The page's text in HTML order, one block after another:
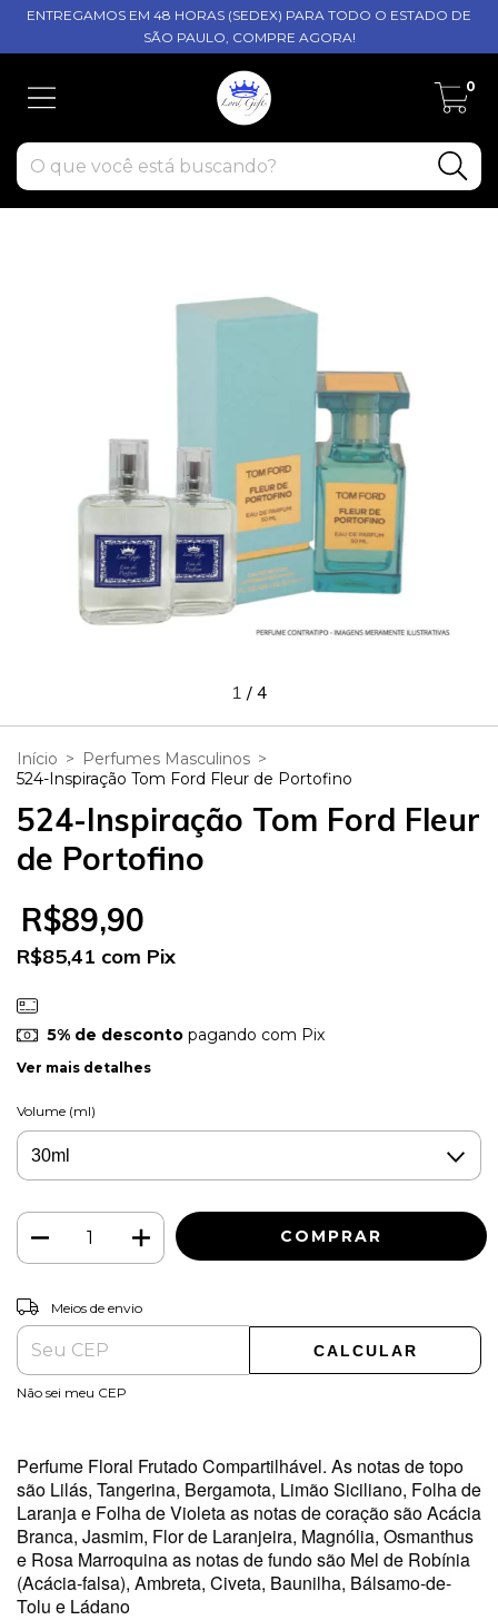
ENTREGAMOS EM 48 HORAS (SEDEX) PARA TODO O ESTADO DE
SÃO PAULO, COMPRE AGORA!
0
1 / 4
Início > Perfumes Masculinos >
524-Inspiração Tom Ford Fleur de Portofino
524-Inspiração Tom Ford Fleur
de Portofino
R$89,90
R$85,41 com Pix
5% de descontopagando com Pix
Ver mais detalhes
Volume (ml)
Entregas para o CEP:
Meios de envio
CALCULAR
Não sei meu CEP
Perfume Floral Frutado Compartilhável. As notas de topo
são Lilás, Tangerina, Bergamota, Limão Siciliano, Folha de
Laranja e Folha de Violeta as notas de coração são Acácia
Branca, Jasmim, Flor de Laranjeira, Magnólia, Osmanthus
e Rosa Marroquina as notas de fundo são Mel de Robínia
(Acácia-falsa), Ambreta, Civeta, Baunilha, Bálsamo-de-
Tolu e Ládano